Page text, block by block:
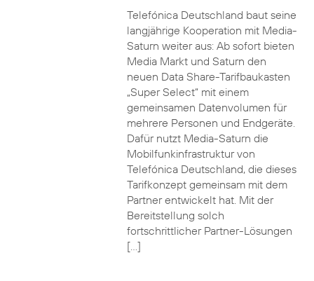
Telefónica Deutschland baut seine
langjährige Kooperation mit Media-
Saturn weiter aus: Ab sofort bieten
Media Markt und Saturn den
neuen Data Share-Tarifbaukasten
„Super Select“ mit einem
gemeinsamen Datenvolumen für
mehrere Personen und Endgeräte.
Dafür nutzt Media-Saturn die
Mobilfunkinfrastruktur von
Telefónica Deutschland, die dieses
Tarifkonzept gemeinsam mit dem
Partner entwickelt hat. Mit der
Bereitstellung solch
fortschrittlicher Partner-Lösungen
[…]